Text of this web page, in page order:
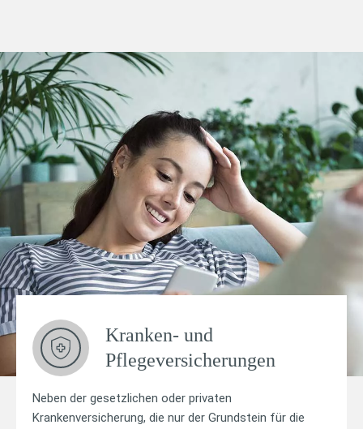
Kranken- und
Pflegeversicherungen
Neben der gesetzlichen oder privaten
Krankenversicherung, die nur der Grundstein für die